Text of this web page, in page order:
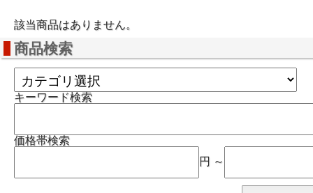
該当商品はありません。
商品検索
キーワード検索
価格帯検索
円 ～